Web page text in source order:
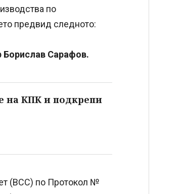
по
предвид следното:
Борислав Сарафов.
на КПК и подкрепи
(ВСС) по Протокол №